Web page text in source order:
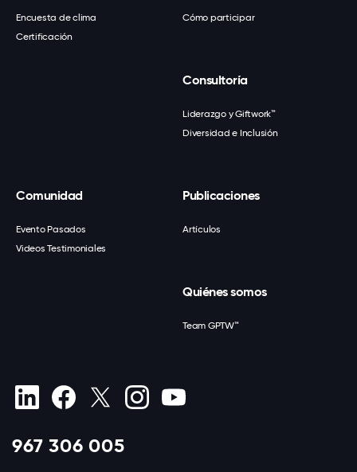
Encuesta de clima
Certificación
Cómo participar
Consultoría
Liderazgo y Giftwork™
Diversidad e Inclusión
Comunidad
Evento Pasados
Videos Testimoniales
Publicaciones
Artículos
Quiénes somos
Team GPTW™
967 306 005